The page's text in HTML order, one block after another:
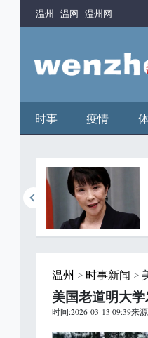
温州 温网 温州网
时事 疫情
温州 > 时事新闻 >
美国老道明大
时间:2026-03-13 09:39来